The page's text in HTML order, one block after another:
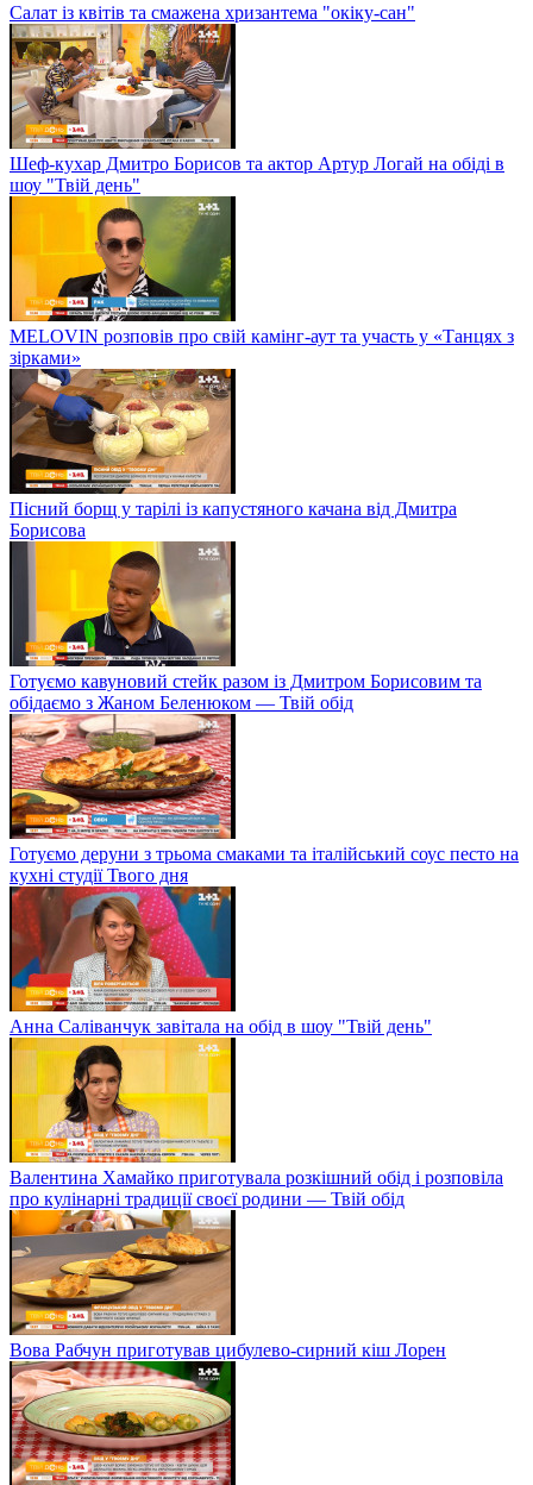
Салат із квітів та смажена хризантема "окіку-сан"
Шеф-кухар Дмитро Борисов та актор Артур Логай на обіді в
шоу "Твій день"
MELOVIN розповів про свій камінг-аут та участь у «Танцях з
зірками»
Пісний борщ у тарілі із капустяного качана від Дмитра
Борисова
Готуємо кавуновий стейк разом із Дмитром Борисовим та
обідаємо з Жаном Беленюком — Твій обід
Готуємо деруни з трьома смаками та італійський соус песто на
кухні студії Твого дня
Анна Саліванчук завітала на обід в шоу "Твій день"
Валентина Хамайко приготувала розкішний обід і розповіла
про кулінарні традиції своєї родини — Твій обід
Вова Рабчун приготував цибулево-сирний кіш Лорен